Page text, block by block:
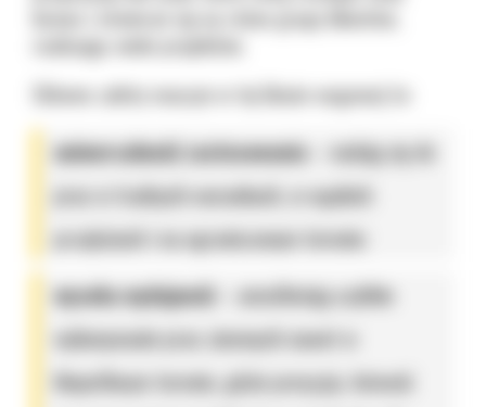
realizując wiele projektów.
Główne zalety maszyn w tej klasie wagowej to:
uniwersalność zastosowania– nadają się do
prac w trudnych warunkach, w wąskich
przejściach i na ograniczonym terenie;
wysoka wydajność – umożliwiają szybkie
wykonywanie prac ziemnych nawet w
kłopotliwym terenie, gdzie precyzja, łatwość